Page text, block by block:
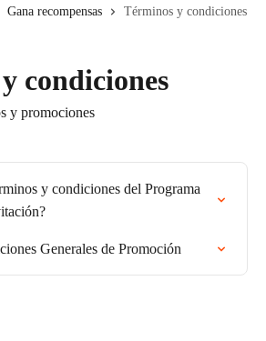
Gana recompensas Términos y condiciones
condiciones
y promociones
y condiciones del Programa
Generales de Promoción